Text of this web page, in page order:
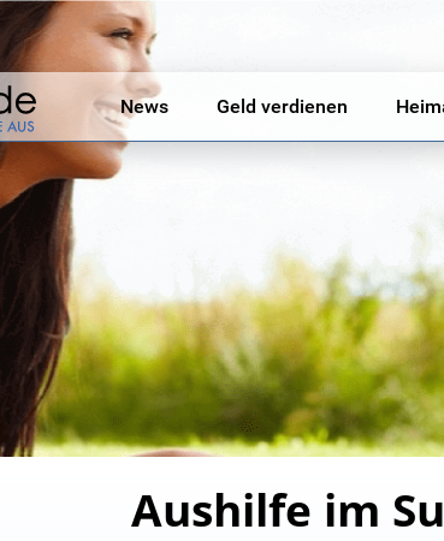
News Geld verdienen
Aushilfe im